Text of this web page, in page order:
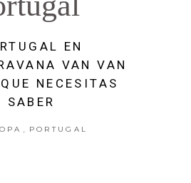
EN
VAN VAN
NECESITAS
SABER
PORTUGAL